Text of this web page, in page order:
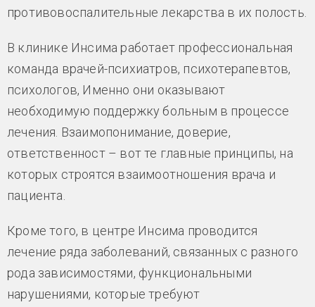
противовоспалительные лекарства в их полость.
В клинике Инсима работает профессиональная
команда врачей-психиатров, психотерапевтов,
психологов, Именно они оказывают
необходимую поддержку больным в процессе
лечения. Взаимопонимание, доверие,
ответственност – вот те главные принципы, на
которых строятся взаимоотношения врача и
пациента.
Кроме того, в центре Инсима проводится
лечение ряда заболеваний, связанных с разного
рода зависимостями, функциональными
нарушениями, которые требуют